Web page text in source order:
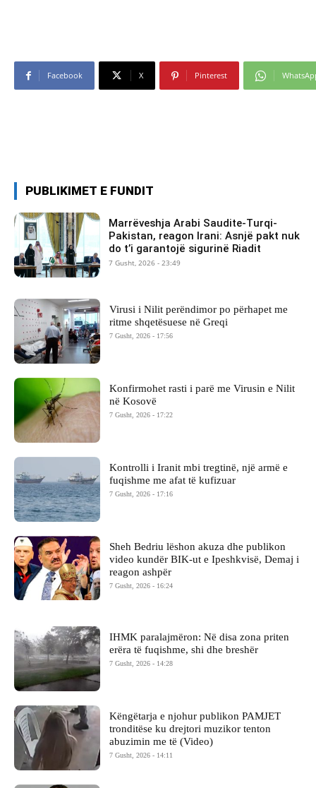
Facebook X Pinterest
PUBLIKIMET E FUNDIT
Marrëveshja Arabi Saudite-Turqi-
Pakistan, reagon Irani: Asnjë pakt nuk
do t’i garantojë sigurinë Riadit
7 Gusht, 2026 - 23:49
Virusi i Nilit perëndimor po përhapet me
ritme shqetësuese në Greqi
7 Gusht, 2026 - 17:56
Konfirmohet rasti i parë me Virusin e Nilit
në Kosovë
7 Gusht, 2026 - 17:22
Kontrolli i Iranit mbi tregtinë, një armë e
fuqishme me afat të kufizuar
7 Gusht, 2026 - 17:16
Sheh Bedriu lëshon akuza dhe publikon
video kundër BIK-ut e Ipeshkvisë, Demaj i
reagon ashpër
7 Gusht, 2026 - 16:24
IHMK paralajmëron: Në disa zona priten
erëra të fuqishme, shi dhe breshër
7 Gusht, 2026 - 14:28
Këngëtarja e njohur publikon PAMJET
tronditëse ku drejtori muzikor tenton
abuzimin me të (Video)
7 Gusht, 2026 - 14:11